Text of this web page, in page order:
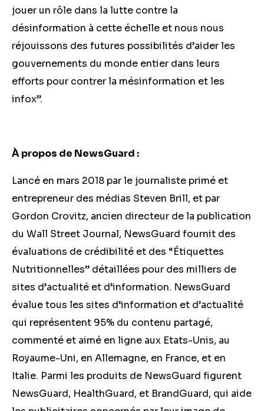
jouer un rôle dans la lutte contre la
désinformation à cette échelle et nous nous
réjouissons des futures possibilités d’aider les
gouvernements du monde entier dans leurs
efforts pour contrer la mésinformation et les
infox”.
À propos de NewsGuard :
Lancé en mars 2018 par le journaliste primé et
entrepreneur des médias Steven Brill, et par
Gordon Crovitz, ancien directeur de la publication
du Wall Street Journal, NewsGuard fournit des
évaluations de crédibilité et des “Étiquettes
Nutritionnelles” détaillées pour des milliers de
sites d’actualité et d’information. NewsGuard
évalue tous les sites d’information et d’actualité
qui représentent 95% du contenu partagé,
commenté et aimé en ligne aux Etats-Unis, au
Royaume-Uni, en Allemagne, en France, et en
Italie. Parmi les produits de NewsGuard figurent
NewsGuard, HealthGuard, et BrandGuard, qui aide